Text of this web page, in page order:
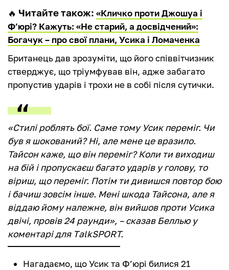
🔥 Читайте також: «Кличко проти Джошуа і
Ф’юрі? Кажуть: «Не старий, а досвідчений‎‎»:
Богачук – про свої плани, Усика і Ломаченка
Британець дав зрозуміти, що його співвітчизник
стверджує, що тріумфував він, адже забагато
пропустив ударів і трохи не в собі після сутички.
«Стилі роблять бої. Саме тому Усик переміг. Чи
був я шокований? Ні, але мене це вразило.
Тайсон каже, що він переміг? Коли ти виходиш
на бій і пропускаєш багато ударів у голову, то
віриш, що переміг. Потім ти дивишся повтор бою
і бачиш зовсім інше. Мені шкода Тайсона, але я
віддаю йому належне, він вийшов проти Усика
двічі, провів 24 раунди», – сказав Беллью у
коментарі для ТalkSPORT.
Нагадаємо, що Усик та Ф’юрі билися 21